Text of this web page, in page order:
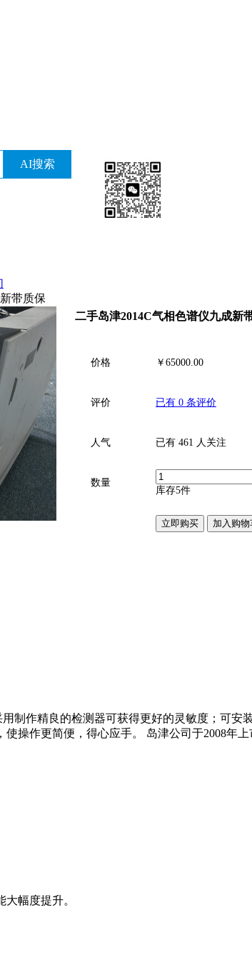
带质保
二手岛津2014C气相色谱仪九成新
价格 ￥ 65000.00
评价 已有 0 条评价
人气 已有 461 人关注
数量
库存5件
制作精良的检测器可获得更好的灵敏度；可
操作更简便，得心应手。 岛津公司于2008年
幅度提升。